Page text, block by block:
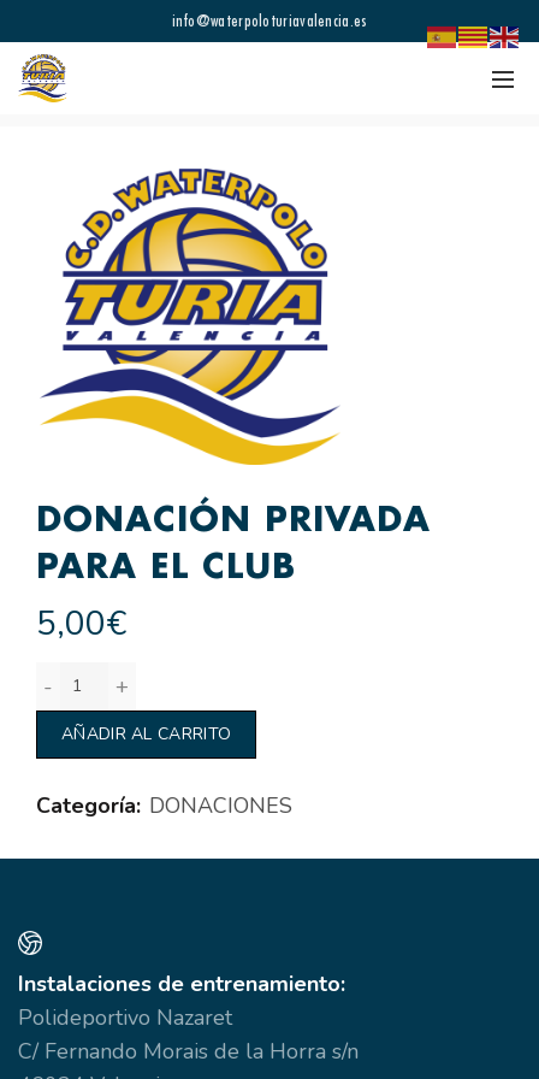
info@waterpoloturiavalencia.es
DONACIÓN PRIVADA
PARA EL CLUB
5,00€
AÑADIR AL CARRITO
Categoría: DONACIONES
Instalaciones de entrenamiento:
Polideportivo Nazaret
C/ Fernando Morais de la Horra s/n